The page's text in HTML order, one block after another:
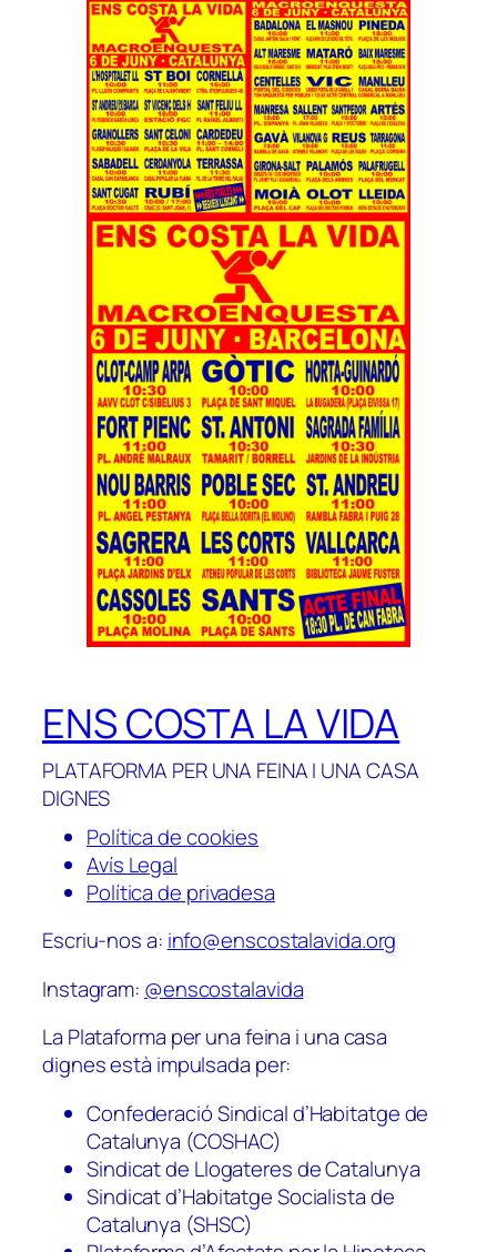
ENS COSTA LA VIDA
PLATAFORMA PER UNA FEINA I UNA CASA
DIGNES
Política de cookies
Avís Legal
Política de privadesa
Escriu-nos a: info@enscostalavida.org
Instagram: @enscostalavida
La Plataforma per una feina i una casa
dignes està impulsada per:
Confederació Sindical d’Habitatge de
Catalunya (COSHAC)
Sindicat de Llogateres de Catalunya
Sindicat d’Habitatge Socialista de
Catalunya (SHSC)